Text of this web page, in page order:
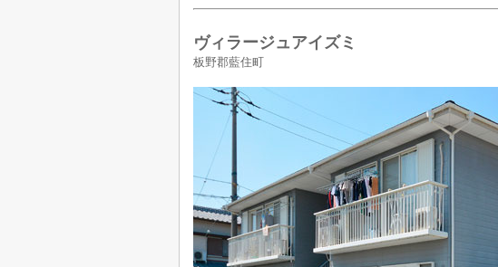
ヴィラージュアイズミ
板野郡藍住町